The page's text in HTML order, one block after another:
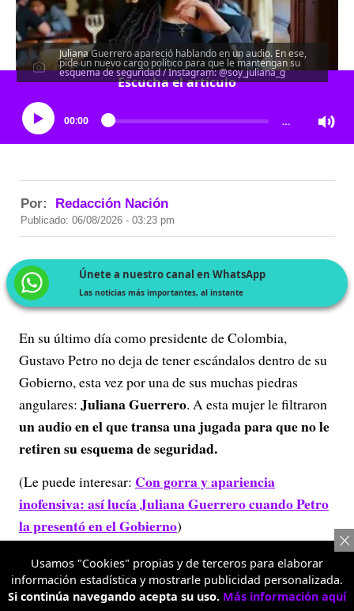
Juliana Guerrero apareció hablando en un audio. En ese,
pide un nuevo cargo político para que le mantengan su
esquema de seguridad / Instagram: @soy_juliana_g
Escucha el artículo
00:00 …
Por: Redacción Nación
Publicado: 06/08/2026 - 03:23 pm
Únete a nuestro canal en WhatsApp
Las noticias más importantes, al instante
En su último día como presidente de Colombia,
Gustavo Petro no deja de tener escándalos dentro de su
Gobierno, esta vez por una de sus muchas piedras
angulares: Juliana Guerrero. A esta mujer le filtraron
un audio en el que transa una jugada para que no le
retiren su esquema de seguridad.
(Le puede interesar: Con gorra y apariencia
inofensiva: así lucía Juliana Guerrero cuando Petro
la presentó en el Gobierno)
Usamos "Cookies" propias y de terceros para elaborar
información estadística y mostrarle publicidad personalizada.
Si continúa navegando acepta su uso. Más información aquí